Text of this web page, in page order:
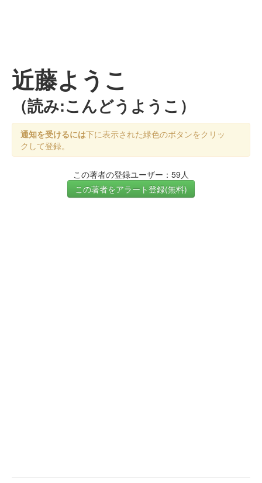
近藤ようこ
（読み:こんどうようこ）
通知を受けるには下に表示された緑色のボタンをクリッ
クして登録。
この著者の登録ユーザー：59人
この著者をアラート登録(無料)